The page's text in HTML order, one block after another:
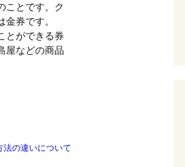
ことです。ク
券です。
とができる券
屋などの商品
法の違いについて